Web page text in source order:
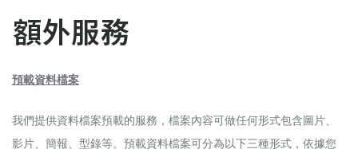
額外服務
預載資料檔案
我們提供資料檔案預載的服務，檔案內容可做任何形式包含圖片、
影片、簡報、型錄等。預載資料檔案可分為以下三種形式，依據您